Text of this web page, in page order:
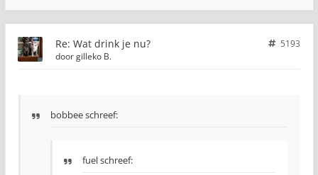
Re: Wat drink je nu?
5193
doorgilleko B.
bobbee schreef:
fuel schreef: